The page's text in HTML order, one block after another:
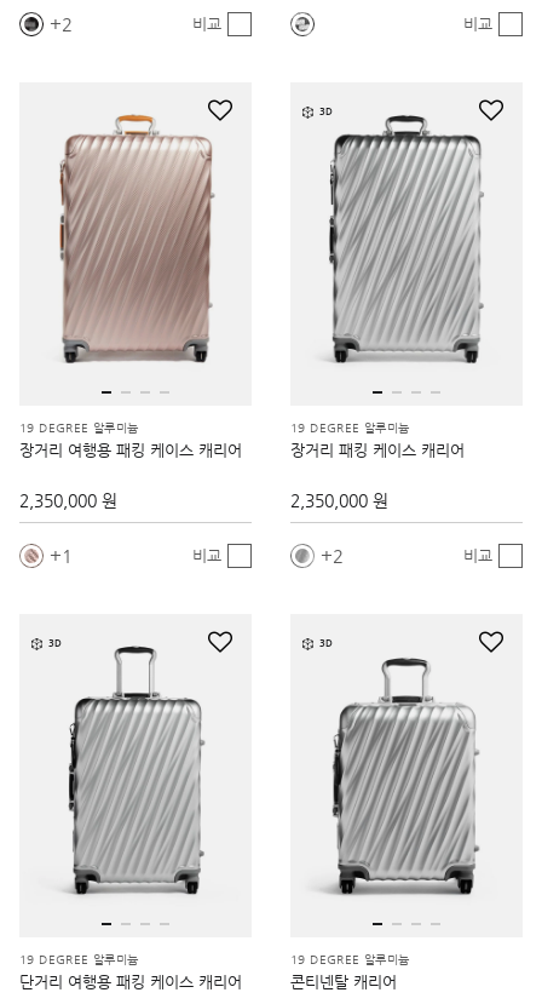
2 비교 비교
19 DEGREE 알루미늄
장거리 여행용 패킹 케이스 캐리어
2,350,000 원
1 비교
3D
19 DEGREE 알루미늄
장거리 패킹 케이스 캐리어
2,350,000 원
2 비교
3D
19 DEGREE 알루미늄
단거리 여행용 패킹 케이스 캐리어
3D
19 DEGREE 알루미늄
콘티넨탈 캐리어